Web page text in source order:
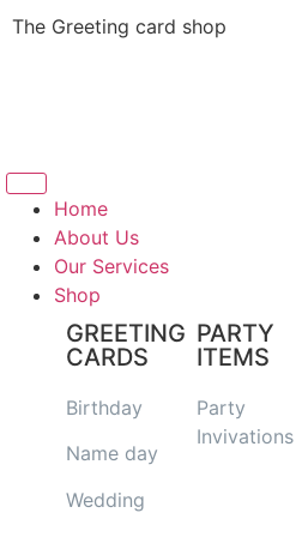
The Greeting card shop
Home
About Us
Our Services
Shop
GREETING
CARDS
Birthday
Name day
Wedding
PARTY
ITEMS
Party
Invivations